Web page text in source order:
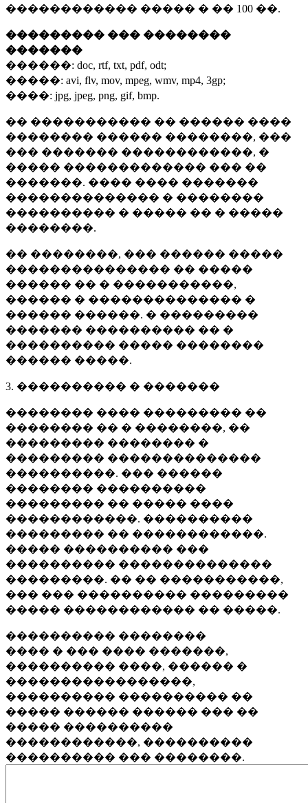
������������ ����� � �� 100 ��.
��������� ��� ��������
�������
������: doc, rtf, txt, pdf, odt;
�����: avi, flv, mov, mpeg, wmv, mp4, 3gp;
����: jpg, jpeg, png, gif, bmp.
�� ����������� �� ������ ����
�������� ������ ��������, ���
��� ������� ������������, �
����� ������������� ��� ��
�������. ���� ���� �������
�������������� � ��������
���������� � ����� �� � �����
��������.
�� ��������, ��� ������ �����
��������������� �� �����
������ �� � �����������,
������ � �������������� �
������ ������. � ���������
������� ���������� �� �
���������� ����� ��������
������ �����.
3. ���������� � �������
�������� ���� ��������� ��
�������� �� � ��������, ��
��������� �������� �
��������� ��������������
����������. ��� ������
�������� ����������
��������� �� ����� ����
������������. ����������
��������� �� ������������.
����� ���������� ���
���������� ��������������
���������. �� �� �����������,
��� ��� ���������� ���������
����� ������������ �� �����.
���������� ��������
���� � ��� ���� �������,
���������� ����, ������ �
�����������������,
���������� ���������� ��
����� ������ ������ ��� ��
����� ����������
������������, ����������
���������� ��� ��������.